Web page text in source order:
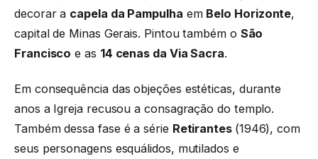
decorar a capela da Pampulha em Belo Horizonte,
capital de Minas Gerais. Pintou também o São
Francisco e as 14 cenas da Via Sacra.
Em consequência das objeções estéticas, durante
anos a Igreja recusou a consagração do templo.
Também dessa fase é a série Retirantes (1946), com
seus personagens esquálidos, mutilados e